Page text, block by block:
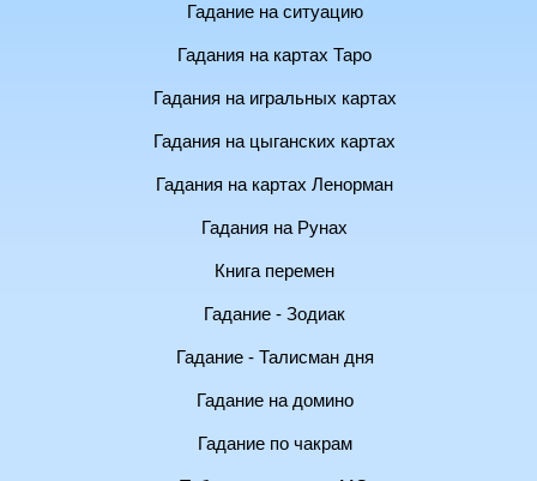
Гадание на ситуацию
Гадания на картах Таро
Гадания на игральных картах
Гадания на цыганских картах
Гадания на картах Ленорман
Гадания на Рунах
Книга перемен
Гадание - Зодиак
Гадание - Талисман дня
Гадание на домино
Гадание по чакрам